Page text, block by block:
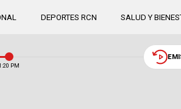
DEPORTES RCN SALUD Y
PM